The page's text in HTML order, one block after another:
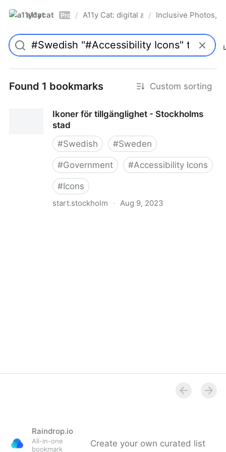
a11ycat Pro / A11y Cat: digital accessibility resources
/ Inclusive Photos,
Found 1 bookmarks Custom sorting
Ikoner för tillgänglighet - Stockholms
stad
#Swedish #Sweden
#Government #Accessibility Icons
#Icons
start.stockholm · Aug 9, 2023
Raindrop.io
All-in-one
bookmark
Create your own curated list